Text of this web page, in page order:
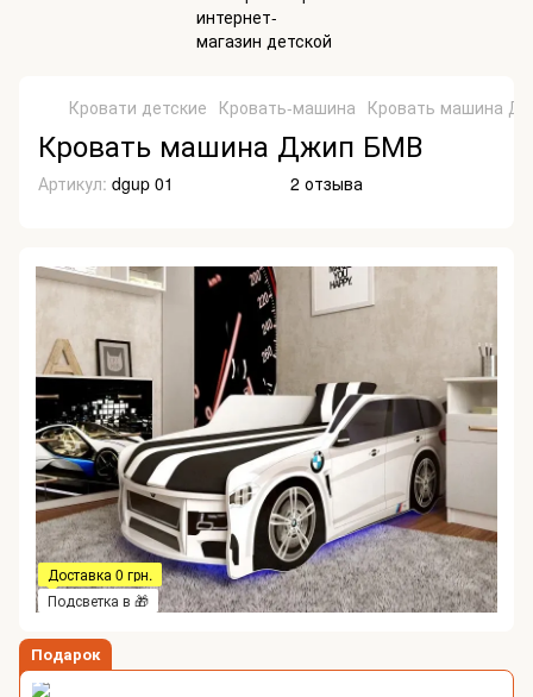
Кровати детские Кровать-машина Кровать машина
Кровать машина Джип БМВ
Артикул: dgup 01 2 отзыва
Доставка 0 грн.
Подсветка в 🎁
Подарок